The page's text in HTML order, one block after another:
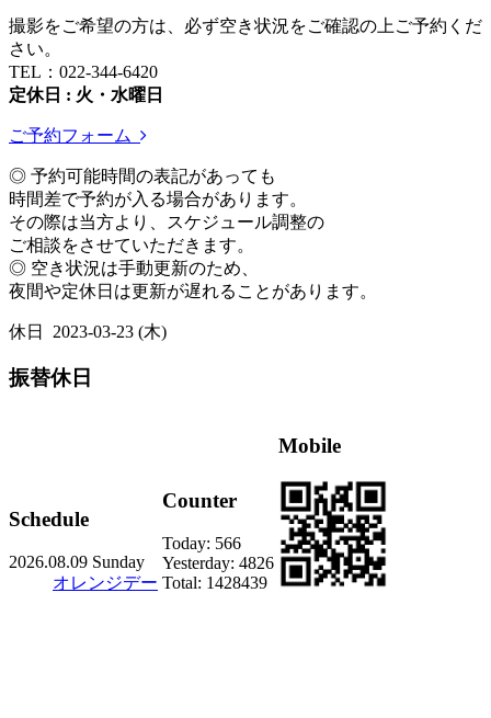
撮影をご希望の方は、必ず空き状況をご確認の上ご予約くだ
さい。
TEL：022-344-6420
定休日 : 火・水曜日
ご予約フォーム
◎ 予約可能時間の表記があっても
時間差で予約が入る場合があります。
その際は当方より、スケジュール調整の
ご相談をさせていただきます。
◎ 空き状況は手動更新のため、
夜間や定休日は更新が遅れることがあります。
休日 2023-03-23 (木)
振替休日
Schedule
2026.08.09 Sunday
オレンジデー
Counter
Today: 566
Yesterday: 4826
Total: 1428439
Mobile